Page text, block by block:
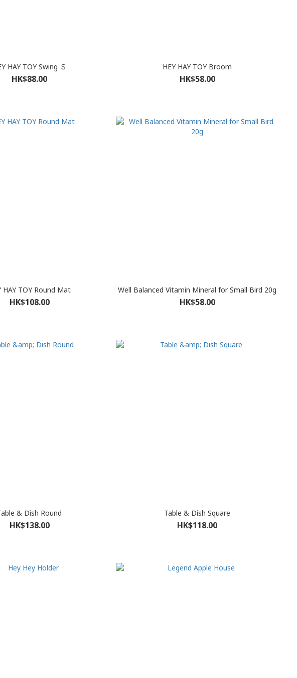
HAY TOY Swing Ｓ
HK$88.00
HEY HAY TOY Broom
HK$58.00
HAY TOY Round Mat
HK$108.00
Well Balanced Vitamin Mineral for Small Bird 20g
HK$58.00
& Dish Round
HK$138.00
Table & Dish Square
HK$118.00